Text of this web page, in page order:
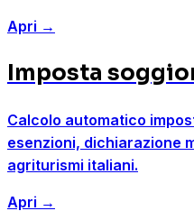
Apri →
Imposta
Calcolo automatico
esenzioni, dichiarazione
agriturismi italiani.
Apri →